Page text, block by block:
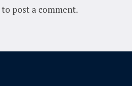
to post a comment.